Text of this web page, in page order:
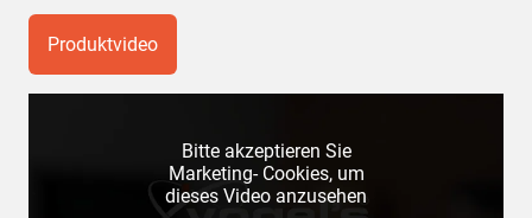
Produktvideo
Bitte akzeptieren Sie
Marketing- Cookies, um
dieses Video anzusehen